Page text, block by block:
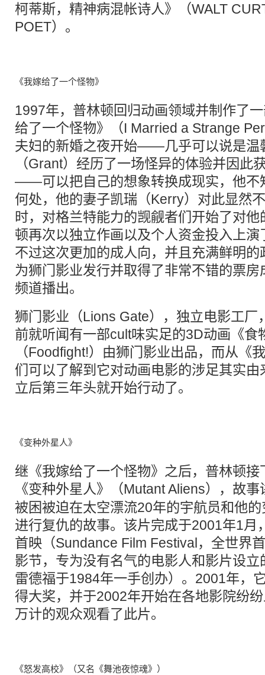
柯蒂斯，精神病混帐诗人》（WALT
POET）。
《我嫁给了一个怪物》
1997年，普林顿回归动画领域并制作了
给了一个怪物》（I Married a Strange
夫妇的新婚之夜开始——几乎可以说是温
（Grant）经历了一场怪异的体验并因此
——可以把自己的想象转换成现实，他不
何处，他的妻子凯瑞（Kerry）对此显然
时，对格兰特能力的觊觎者们开始了对
顿再次以独立作画以及个人资金投入上
不过这次更加的成人向，并且充满鲜明
为狮门影业发行并取得了非常不错的票
频道播出。
狮门影业（Lions Gate），独立电影工厂
前就听闻有一部cult味实足的3D动画《食
（Foodfight!）由狮门影业出品，而从《
们可以了解到它对动画电影的涉足其实
立后第三年头就开始行动了。
《变种外星人》
继《我嫁给了一个怪物》之后，普林顿
《变种外星人》（Mutant Aliens），故事
被困被迫在太空漂流20年的宇航员和他
进行复仇的故事。该片完成于2001年1月
首映（Sundance Film Festival，全世界
影节，专为没有名气的电影人和影片设立
雷德福于1984年一手创办）。2001年，
得大奖，并于2002年开始在各地影院纷
万计的观众观看了此片。
《怒发高校》（又名《舞池夜惊魂》）